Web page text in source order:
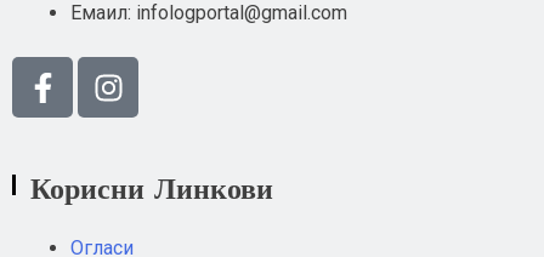
Емаил: infologportal@gmail.com
Корисни Линкови
Огласи